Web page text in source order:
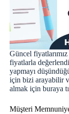
Güncel fiyatlarımız
fiyatlarla
yapmayı
için bizi arayabilir
almak için buraya
Müşteri